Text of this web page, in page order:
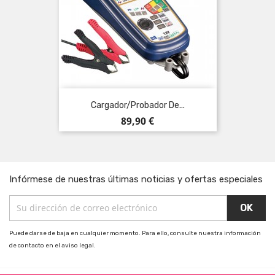
Cargador/probador De...
Precio
89,90 €
Infórmese de nuestras últimas noticias y ofertas especiales
Puede darse de baja en cualquier momento. Para ello, consulte nuestra información
de contacto en el aviso legal.